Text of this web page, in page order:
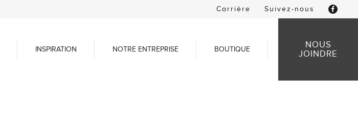
Carrière Suivez-nous
INSPIRATION NOTRE ENTREPRISE BOUTIQUE
NOUS
JOINDRE